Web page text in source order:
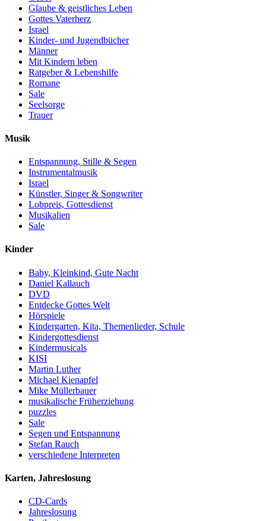
Glaube & geistliches Leben
Gottes Vaterherz
Israel
Kinder- und Jugendbücher
Männer
Mit Kindern leben
Ratgeber & Lebenshilfe
Romane
Sale
Seelsorge
Trauer
Musik
Entspannung, Stille & Segen
Instrumentalmusik
Israel
Künstler, Singer & Songwriter
Lobpreis, Gottesdienst
Musikalien
Sale
Kinder
Baby, Kleinkind, Gute Nacht
Daniel Kallauch
DVD
Entdecke Gottes Welt
Hörspiele
Kindergarten, Kita, Themenlieder, Schule
Kindergottesdienst
Kindermusicals
KISI
Martin Luther
Michael Kienapfel
Mike Müllerbauer
musikalische Früherziehung
puzzles
Sale
Segen und Entspannung
Stefan Rauch
verschiedene Interpreten
Karten, Jahreslosung
CD-Cards
Jahreslosung